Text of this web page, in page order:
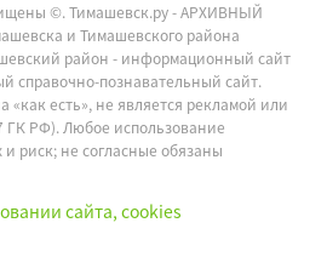
©.Тимашевск.ру - АРХИВНЫЙ
и Тимашевского района
район - информационный сайт
справочно-познавательный сайт.
есть», не является рекламой или
ГК РФ). Любое использование
риск; не согласные обязаны
сайта, cookies